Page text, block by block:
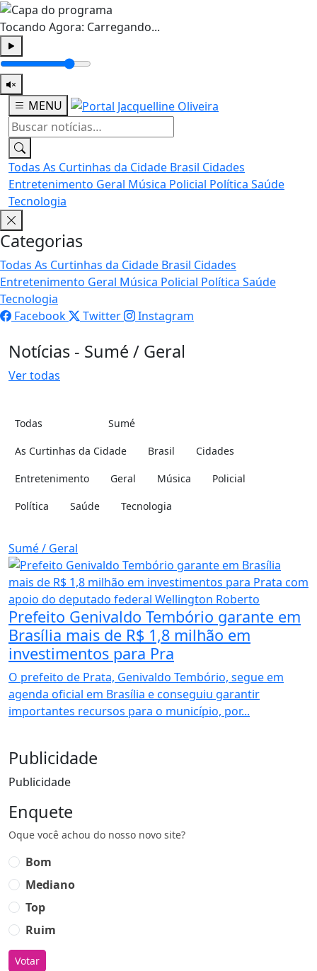
Tocando Agora: Carregando...
MENU
Todas As Curtinhas da Cidade Brasil Cidades
Entretenimento Geral Música Policial Política Saúde
Tecnologia
Categorias
Todas As Curtinhas da Cidade Brasil Cidades
Entretenimento Geral Música Policial Política Saúde
Tecnologia
Facebook
Twitter Instagram
Notícias - Sumé / Geral
Ver todas
Todas Sumé
As Curtinhas da Cidade
Brasil Cidades
Entretenimento Geral Música Policial
Política Saúde Tecnologia
Sumé / Geral
Prefeito Genivaldo Tembório garante em
Brasília mais de R$ 1,8 milhão em
investimentos para Pra
O prefeito de Prata, Genivaldo Tembório, segue em
agenda oficial em Brasília e conseguiu garantir
importantes recursos para o município, por...
Publicidade
Publicidade
Enquete
Oque você achou do nosso novo site?
Bom
Mediano
Top
Ruim
Votar